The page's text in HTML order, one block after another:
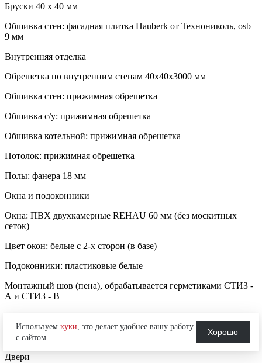
Бруски 40 х 40 мм
Обшивка стен: фасадная плитка Hauberk от Технониколь, osb
9 мм
Внутренняя отделка
Обрешетка по внутренним стенам 40х40х3000 мм
Обшивка стен: прижимная обрешетка
Обшивка с/у: прижимная обрешетка
Обшивка котельной: прижимная обрешетка
Потолок: прижимная обрешетка
Полы: фанера 18 мм
Окна и подоконники
Окна: ПВХ двухкамерные REHAU 60 мм (без москитных
сеток)
Цвет окон: белые с 2-х сторон (в базе)
Подоконники: пластиковые белые
Монтажный шов (пена), обрабатывается герметиками СТИЗ -
А и СТИЗ - В
(металлические), наружные наличники окон 100*50 мм:
металлические
Двери
Используем куки, это делает удобнее вашу работу
с сайтом
Хорошо